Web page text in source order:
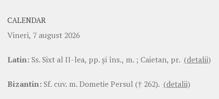
CALENDAR
Vineri, 7 august 2026
Latin: Ss. Sixt al II-lea, pp. şi îns., m. ; Caietan, pr. (detalii)
Bizantin: Sf. cuv. m. Dometie Persul († 262). (detalii)